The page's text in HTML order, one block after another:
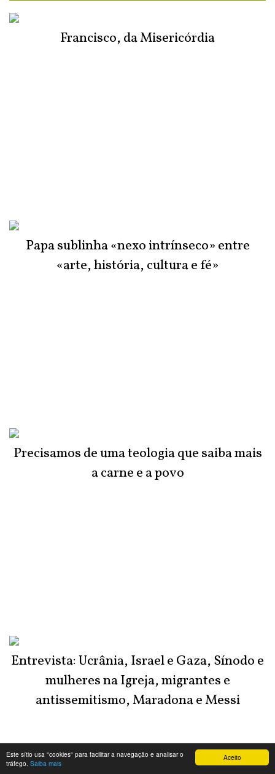
Aceito
Este sítio usa "cookies" para facilitar a navegação e analisar o
tráfego. Saiba mais
Francisco, da Misericórdia
Papa sublinha «nexo intrínseco» entre
«arte, história, cultura e fé»
Precisamos de uma teologia que saiba mais
a carne e a povo
Entrevista: Ucrânia, Israel e Gaza, Sínodo e
mulheres na Igreja, migrantes e
antissemitismo, Maradona e Messi